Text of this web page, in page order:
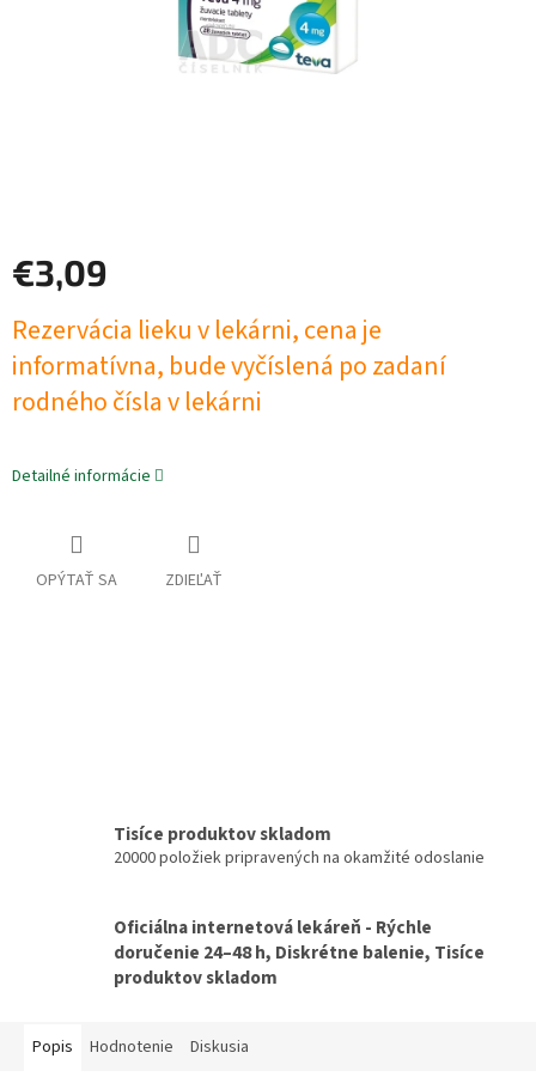
€3,09
cena:
Rezervácia lieku v lekárni, cena je
informatívna, bude vyčíslená po zadaní
rodného čísla v lekárni
Detailné informácie
OPÝTAŤ SA ZDIEĽAŤ
Tisíce produktov skladom
20000 položiek pripravených na okamžité odoslanie
Oficiálna internetová lekáreň - Rýchle
doručenie 24–48 h, Diskrétne balenie, Tisíce
produktov skladom
Popis Hodnotenie Diskusia